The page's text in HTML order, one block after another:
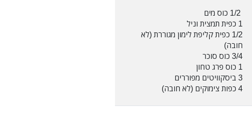
1 כפית תמצית וניל
1/2 כפית קליפת לימון מגוררת (לא
חובה)
3/4 כוס סוכר
1 כוס פרג טחון
3 ביסקוויטים מפוררים
4 כפות צימוקים (לא חובה)